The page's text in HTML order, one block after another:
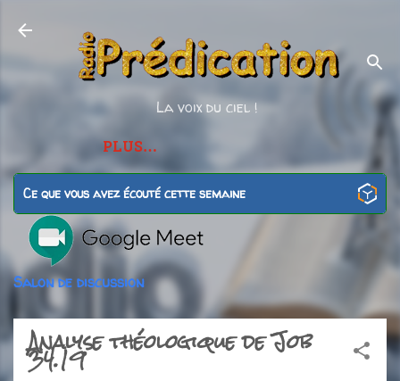
La voix du ciel !
PLUS…
Ce que vous avez écouté cette semaine
Salon de discussion
Analyse théologique de Job
34.19